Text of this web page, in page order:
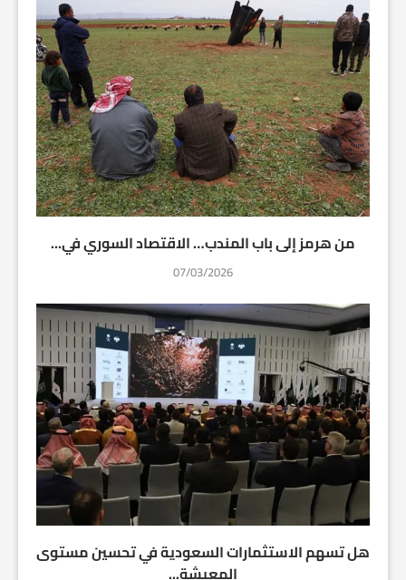
من هرمز إلى باب المندب… الاقتصاد السوري في...
07/03/2026
هل تسهم الاستثمارات السعودية في تحسين مستوى
المعيشة...